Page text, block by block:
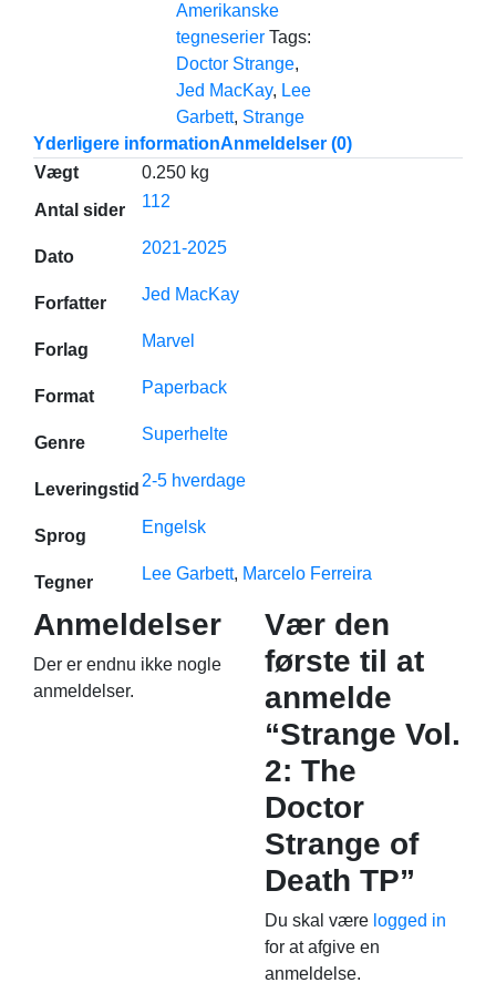
Amerikanske
tegneserier Tags:
Doctor Strange,
Jed MacKay, Lee
Garbett, Strange
Yderligere informationAnmeldelser (0)
Vægt
0.250 kg
Antal sider
112
Dato 2021-2025
Forfatter Jed MacKay
Forlag Marvel
Format Paperback
Genre Superhelte
Leveringstid 2-5 hverdage
Sprog Engelsk
Tegner Lee Garbett, Marcelo Ferreira
Anmeldelser
Der er endnu ikke nogle
anmeldelser.
Vær den
første til at
anmelde
“Strange Vol.
2: The
Doctor
Strange of
Death TP”
Du skal være logged in
for at afgive en
anmeldelse.